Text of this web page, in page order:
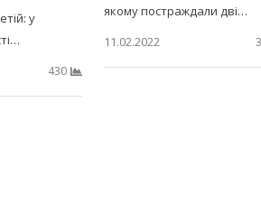
у
430
якому постраждали дві…
11.02.2022